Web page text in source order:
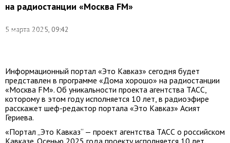
на радиостанции «Москва FM»
5 марта 2025, 09:42
предоставлено
Информационный портал «Это Кавказ» сегодня будет
представлен в программе «Дома хорошо» на радиостанции
«Москва FM». Об уникальности проекта агентства ТАСС,
которому в этом году исполняется 10 лет, в радиоэфире
расскажет шеф-редактор портала «Это Кавказ» Асият
Гериева.
«Портал „Это Кавказ“ — проект агентства ТАСС о российском